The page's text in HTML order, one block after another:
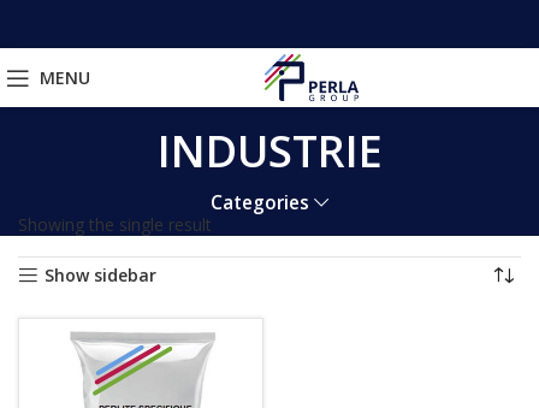
MENU
INDUSTRIE
Categories
Showing the single result
Show sidebar